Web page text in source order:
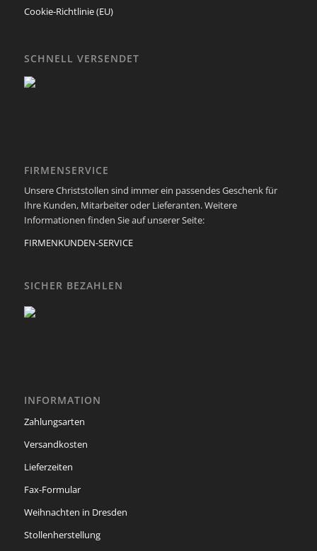
Cookie-Richtlinie (EU)
SCHNELL VERSENDET
FIRMENSERVICE
Unsere Christstollen sind immer ein passendes Geschenk für
Ihre Kunden, Mitarbeiter oder Lieferanten. Weitere
Informationen finden Sie auf unserer Seite:
FIRMENKUNDEN-SERVICE
SICHER BEZAHLEN
INFORMATION
Zahlungsarten
Versandkosten
Lieferzeiten
Fax-Formular
Weihnachten in Dresden
Stollenherstellung